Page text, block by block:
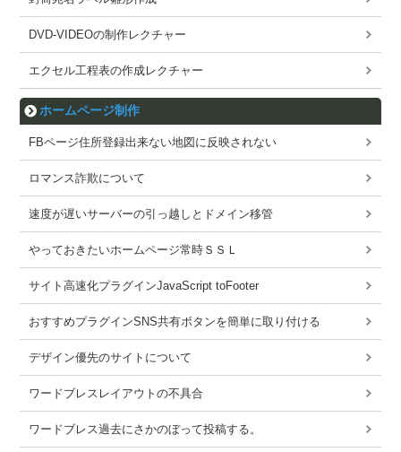
DVD-VIDEOの制作レクチャー
エクセル工程表の作成レクチャー
ホームページ制作
FBページ住所登録出来ない地図に反映されない
ロマンス詐欺について
速度が遅いサーバーの引っ越しとドメイン移管
やっておきたいホームページ常時ＳＳＬ
サイト高速化プラグインJavaScript toFooter
おすすめプラグインSNS共有ボタンを簡単に取り付ける
デザイン優先のサイトについて
ワードブレスレイアウトの不具合
ワードブレス過去にさかのぼって投稿する。